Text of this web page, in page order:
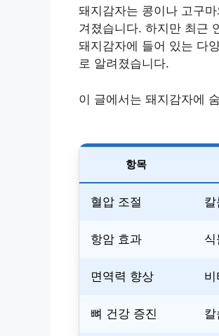
돼지감자는 콩이나 고구
겨졌습니다. 하지만 최근
돼지감자에 들어 있는 다
로 알려졌습니다.
이 글에서는 돼지감자에
항목
혈압 조절 칼
항암 효과
면역력 향상
뼈 건강 증진 칼